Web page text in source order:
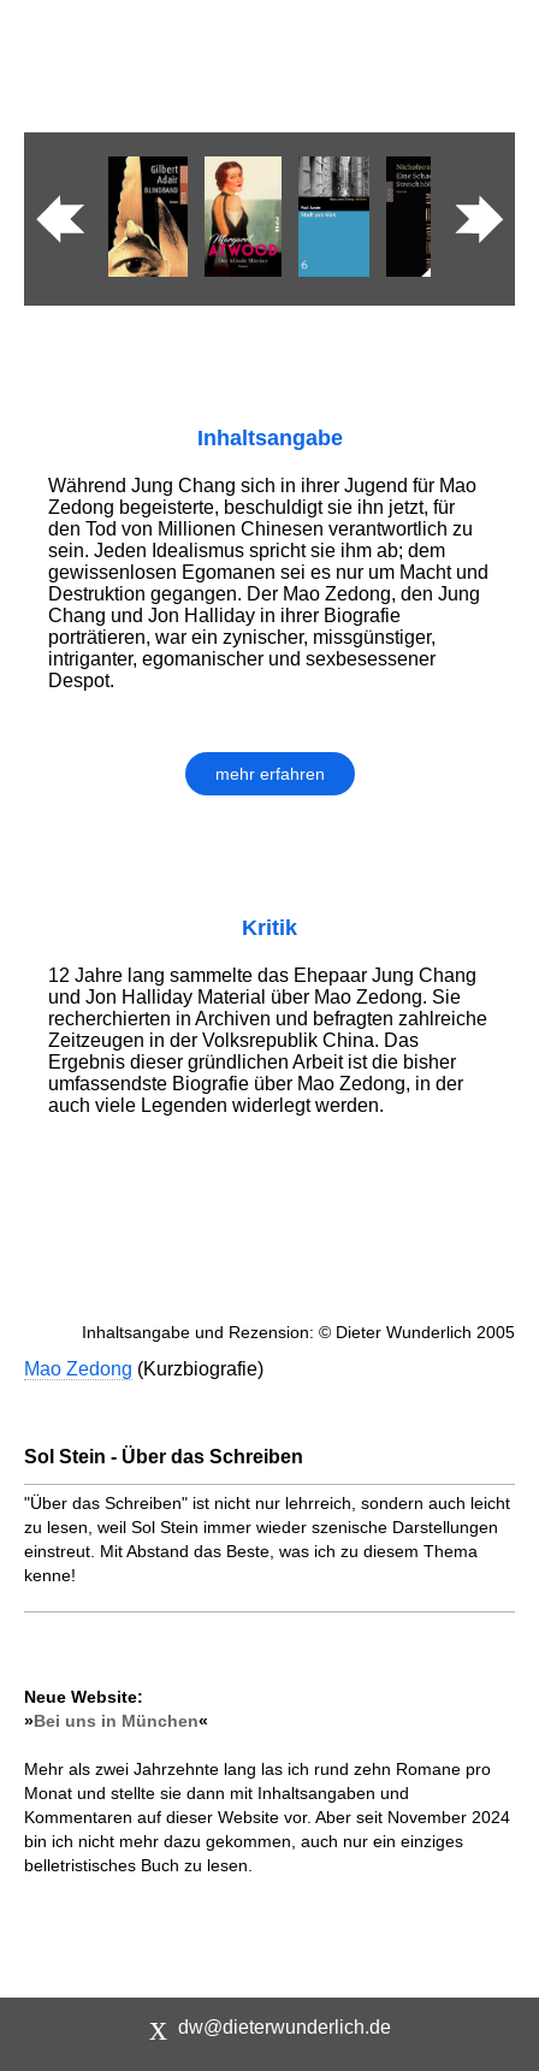
Inhaltsangabe
Während Jung Chang sich in ihrer Jugend für Mao
Zedong begeisterte, beschuldigt sie ihn jetzt, für
den Tod von Millionen Chinesen verantwortlich zu
sein. Jeden Idealismus spricht sie ihm ab; dem
gewissenlosen Egomanen sei es nur um Macht und
Destruktion gegangen. Der Mao Zedong, den Jung
Chang und Jon Halliday in ihrer Biografie
porträtieren, war ein zynischer, missgünstiger,
intriganter, egomanischer und sexbesessener
Despot.
mehr erfahren
Kritik
12 Jahre lang sammelte das Ehepaar Jung Chang
und Jon Halliday Material über Mao Zedong. Sie
recherchierten in Archiven und befragten zahlreiche
Zeitzeugen in der Volksrepublik China. Das
Ergebnis dieser gründlichen Arbeit ist die bisher
umfassendste Biografie über Mao Zedong, in der
auch viele Legenden widerlegt werden.
Inhaltsangabe und Rezension: © Dieter Wunderlich 2005
Mao Zedong (Kurzbiografie)
Sol Stein - Über das Schreiben
"Über das Schreiben" ist nicht nur lehrreich, sondern auch leicht
zu lesen, weil Sol Stein immer wieder szenische Darstellungen
einstreut. Mit Abstand das Beste, was ich zu diesem Thema
kenne!
Neue Website:
»Bei uns in München«
Mehr als zwei Jahrzehnte lang las ich rund zehn Romane pro
Monat und stellte sie dann mit Inhaltsangaben und
Kommentaren auf dieser Website vor. Aber seit November 2024
bin ich nicht mehr dazu gekommen, auch nur ein einziges
belletristisches Buch zu lesen.
dw@dieterwunderlich.de